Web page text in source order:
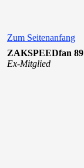
Zum Seitenanfang
ZAKSPEEDfan 89
Ex-Mitglied